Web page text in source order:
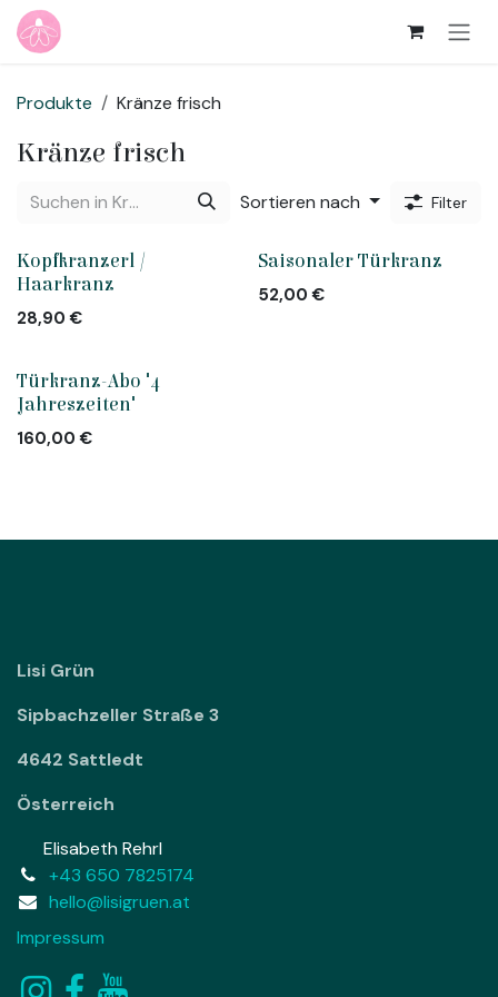
Zum Inhalt springen
Produkte Kränze frisch
Kränze frisch
Sortieren nach Filter
Kopfkranzerl /
Haarkranz
28,90 €
Saisonaler Türkranz
52,00 €
Türkranz-Abo "4
Jahreszeiten"
160,00 €
Lisi Grün
Sipbachzeller Straße 3
4642 Sattledt
Österreich
Elisabeth Rehrl
+43 650 7825174
hello@lisigruen.at
Impressum